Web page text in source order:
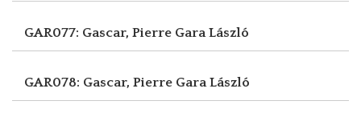
GAR077: Gascar, Pierre Gara László
GAR078: Gascar, Pierre Gara László